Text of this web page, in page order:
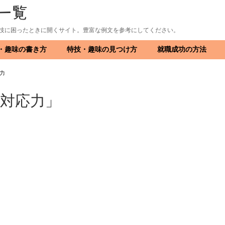
覧
困ったときに開くサイト。豊富な例文を参考にしてください。
趣味の書き方 特技・趣味の見つけ方 就職成功の方法
応力」